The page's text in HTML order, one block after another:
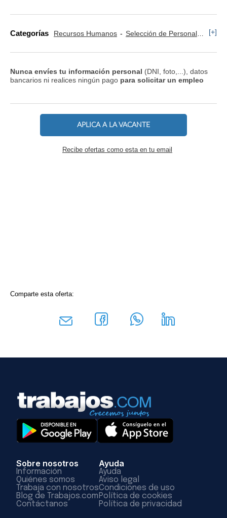
Categorías Recursos Humanos Selección de Personal [+]
Nunca envíes tu información personal (DNI, foto,...), datos
bancarios ni realices ningún pago para solicitar un empleo
APLICA A LA VACANTE
Recibe ofertas como esta en tu email
Comparte esta oferta:
Sobre nosotros
Información
Quiénes somos
Trabaja con nosotros
Blog de Trabajos.com
Contáctanos
Ayuda
Ayuda
Aviso legal
Condiciones de uso
Política de cookies
Política de privacidad